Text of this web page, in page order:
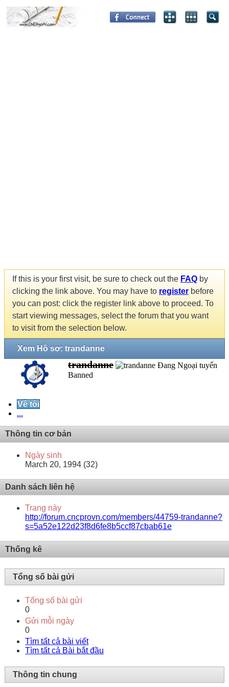
If this is your first visit, be sure to check out the FAQ by
clicking the link above. You may have to register before
you can post: click the register link above to proceed. To
start viewing messages, select the forum that you want
to visit from the selection below.
Xem Hồ sơ: trandanne
trandanne
Banned
Về tôi
...
Thông tin cơ bản
Ngày sinh
March 20, 1994 (32)
Danh sách liên hệ
Trang này
http://forum.cncprovn.com/members/44759-trandanne?
s=5a52e122d23f8d6fe8b5ccf87cbab61e
Thống kê
Tổng số bài gửi
Tổng số bài gửi
0
Gửi mỗi ngày
0
Tìm tất cả bài viết
Tìm tất cả Bài bắt đầu
Thông tin chung